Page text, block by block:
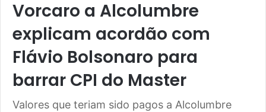
Vorcaro a Alcolumbre
explicam acordão com
Flávio Bolsonaro para
barrar CPI do Master
Valores que teriam sido pagos a Alcolumbre